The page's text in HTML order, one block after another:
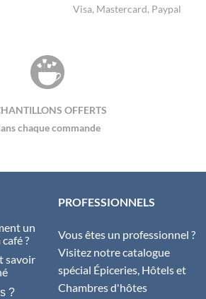
Visa, Mastercard, Paypal
OFFERTS
chaque commande
un
?
savoir
?
PROFESSIONNELS
Vous êtes un professionnel ?
Visitez notre catalogue
spécial Épiceries, Hôtels et
Chambres d'hôtes